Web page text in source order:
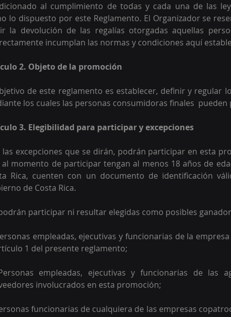
al cumplimiento de todas y cada una de las
lo dispuesto por este Reglamento. El Organizador se
la devolución de las regalías otorgadas aquellas
incumplan las normas y condiciones aquí
2. Objeto de la promoción
de este reglamento es establecer, definir y regular
los cuales las personas consumidoras finales
3. Elegibilidad para participar y excepciones
las excepciones que se dirán, podrán participar en esta
al momento de participar tengan al menos 18 años de
Rica, cuenten con un documento de identificación
de Costa Rica.
participar ni resultar elegidas como posibles
empleadas, ejecutivas y funcionarias de la
1 del presente reglamento;
empleadas, ejecutivas y funcionarias de las
involucrados en esta promoción;
funcionarias de cualquiera de las empresas